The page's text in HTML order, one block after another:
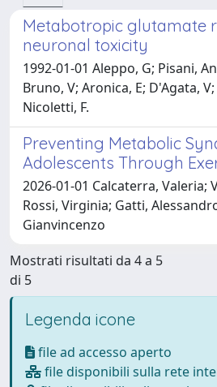
Metabotropic glutamate
neuronal toxicity
1992-01-01 Aleppo, G; Pisani,
Bruno, V; Aronica, E; D'Agata,
Nicoletti, F.
Preventing Metabolic
Adolescents Through
2026-01-01 Calcaterra, Valeria;
Rossi, Virginia; Gatti,
Gianvincenzo
Mostrati risultati da 4 a 5
di 5
Legenda icone
file ad accesso aperto
file disponibili sulla rete